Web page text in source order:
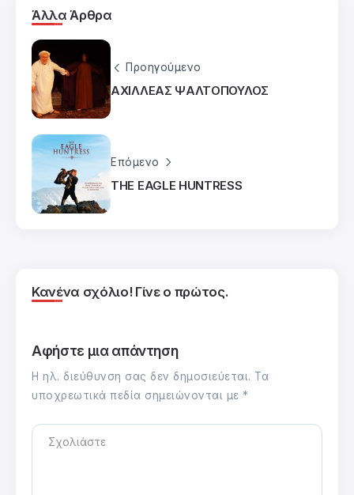
Άλλα Άρθρα
Προηγούμενο
ΑΧΙΛΛΕΑΣ ΨΑΛΤΟΠΟΥΛΟΣ
Επόμενο
THE EAGLE HUNTRESS
Κανένα σχόλιο! Γίνε ο πρώτος.
Αφήστε μια απάντηση
Η ηλ. διεύθυνση σας δεν δημοσιεύεται. Τα
υποχρεωτικά πεδία σημειώνονται με *